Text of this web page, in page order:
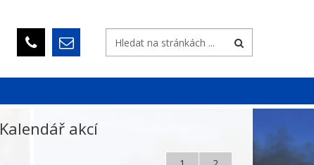
Kalendář akcí